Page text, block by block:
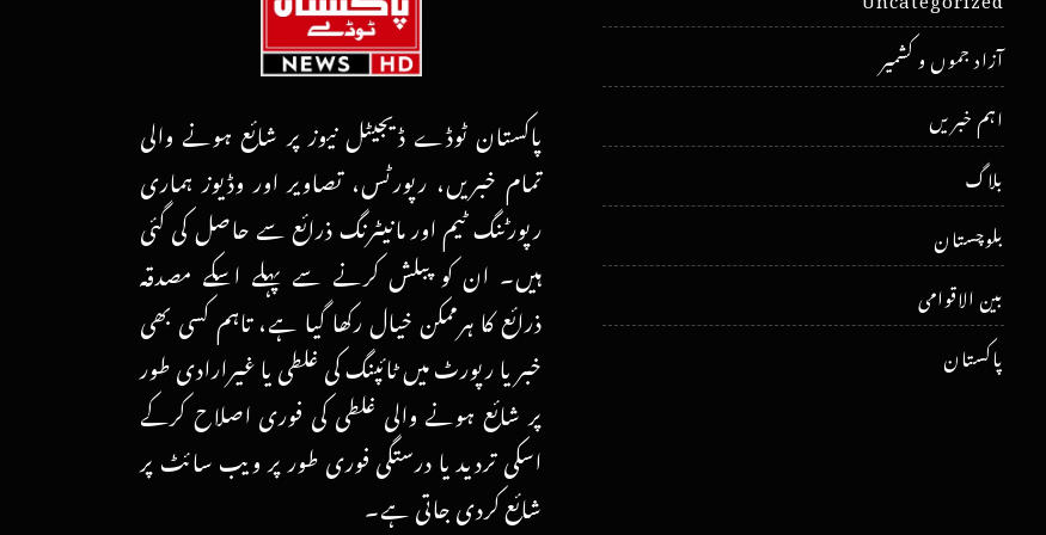
پاکستان ٹوڈے ڈیجیٹل نیوز پر شائع ہونے والی
تمام خبریں، رپورٹس، تصاویر اور وڈیوز ہماری
رپورٹنگ ٹیم اور مانیٹرنگ ذرائع سے حاصل کی گئی
ہیں۔ ان کو پبلش کرنے سے پہلے اسکے مصدقہ
ذرائع کا ہرممکن خیال رکھا گیا ہے، تاہم کسی بھی
خبر یا رپورٹ میں ٹائپنگ کی غلطی یا غیرارادی طور
پر شائع ہونے والی غلطی کی فوری اصلاح کرکے
اسکی تردید یا درستگی فوری طور پر ویب سائٹ پر
شائع کردی جاتی ہے۔
آزاد جموں و کشمیر
اہم خبریں
بلاگ
بلوچستان
بین الاقوامی
پاکستان